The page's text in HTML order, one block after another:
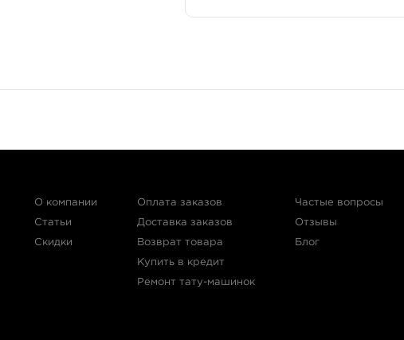
Стерильный и безопасный продукт.
О компании
Статьи
Скидки
Оплата заказов
Доставка заказов
Возврат товара
Купить в кредит
Ремонт тату-машинок
Частые вопросы
Отзывы
Блог